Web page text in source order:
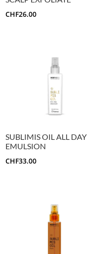
CHF26.00
SUBLIMIS OIL ALL DAY
EMULSION
CHF33.00